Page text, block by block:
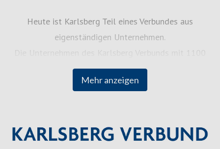
Mehr anzeigen
Heute ist Karlsberg Teil eines Verbundes aus
eigenständigen Unternehmen.
Mitarbeiterinnen und Mitarbeitern bieten Getränke und
Dienstleistungen rund um den täglichen Genuss an: von
Dienstleistungen.